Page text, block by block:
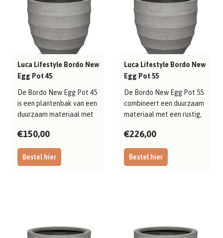
Luca Lifestyle Bordo New
Egg Pot 45
De Bordo New Egg Pot 45
is een plantenbak van een
duurzaam materiaal met
Bestel hier
€150,00
Luca Lifestyle Bordo New
Egg Pot 55
De Bordo New Egg Pot 55
combineert een duurzaam
materiaal met een rustig,
Bestel hier
€226,00